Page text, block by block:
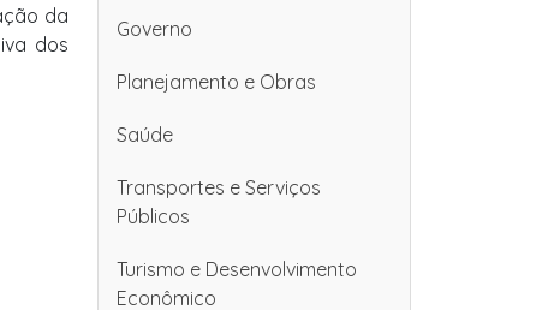
da
dos
Governo
Planejamento e Obras
Saúde
Transportes e Serviços
Públicos
Turismo e Desenvolvimento
Econômico